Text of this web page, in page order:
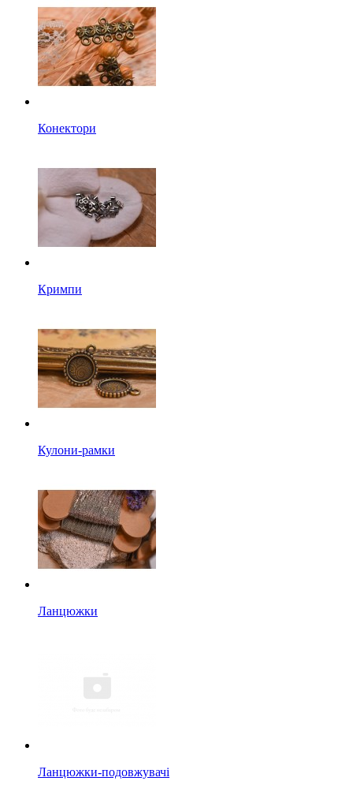
Конектори
Кримпи
Кулони-рамки
Ланцюжки
Ланцюжки-подовжувачі